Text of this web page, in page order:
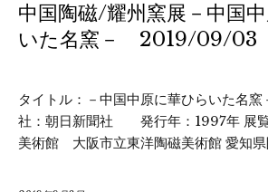
中国陶磁/耀州窯展－中国
いた名窯－ 2019/09/03
タイトル：－中国中原に華ひらいた名窯
社：朝日新聞社 発行年：1997年 展
美術館 大阪市立東洋陶磁美術館 愛知